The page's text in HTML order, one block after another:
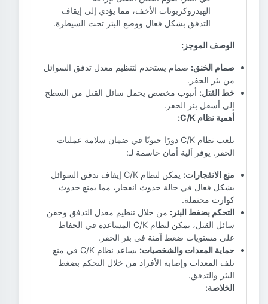
الهيدروكربونات الأخف، مما يؤدي إلى إيقاف
التدفق بشكل فعال ووضع البئر تحت السيطرة.
الوصف الموجز:
صمام الخنق: صمام يستخدم لتنظيم معدل تدفق السوائل
من بئر الحفر.
خط القتل: أنبوب مخصص يحمل سائل القتل من السطح
إلى أسفل بئر الحفر.
أهمية نظام C/K:
يلعب نظام C/K دورًا حيويًا في ضمان سلامة عمليات
الحفر. يوفر آلية أمان حاسمة لـ:
منع الانفجارات:
يمكن لنظام C/K إيقاف تدفق السوائل
بشكل فعال في حالة حدوث انفجار، مما يمنع حدوث
كوارث محتملة.
التحكم بضغط البئر: من خلال تنظيم معدل التدفق وحقن
سائل القتل، يمكن لنظام C/K المساعدة في الحفاظ
على مستويات ضغط آمنة في بئر الحفر.
حماية المعدات والشخصيات:
يساعد نظام C/K في منع
تلف المعدات وإصابة الأفراد من خلال التحكم بضغط
البئر والتدفق.
الخلاصة: